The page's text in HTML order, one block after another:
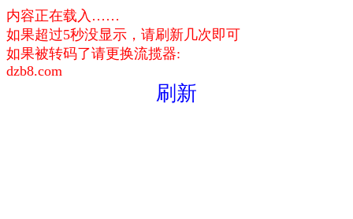
内容正在载入……
如果超过5秒没显示，请刷新几次即可
如果被转码了请更换流揽器:
dzb8.com
刷新